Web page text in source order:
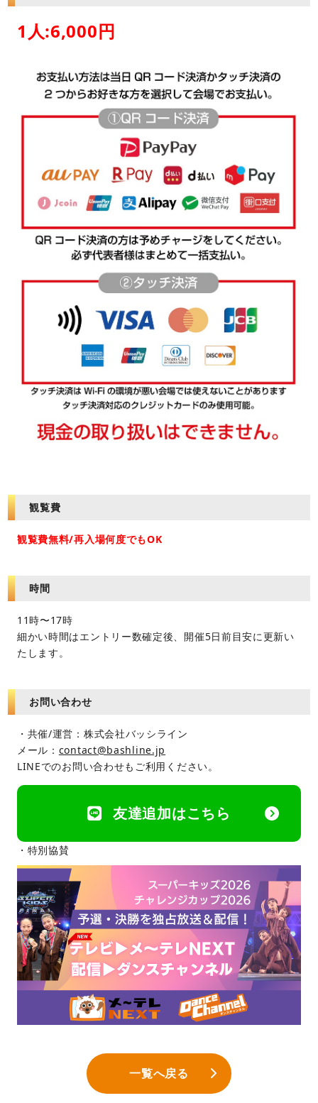
1人:6,000円
観覧費
観覧費無料/再入場何度でもOK
時間
11時〜17時
細かい時間はエントリー数確定後、開催5日前目安に更新い
たします。
お問い合わせ
・共催/運営：株式会社バッシライン
メール： contact@bashline.jp
LINEでのお問い合わせもご利用ください。
友達追加はこちら
・特別協賛
一覧へ戻る